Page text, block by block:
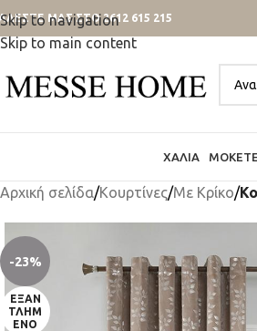
Skip to navigation
Skip to main content
ΜΑΣ ΣΤΟ 2612 615 215
ΧΑΛΙΆ
Αρχική σελίδα/Κουρτίνες/Mε Κρίκο/
-23%
ΕΞΑΝ
ΤΛΗΜ
ΈΝΟ